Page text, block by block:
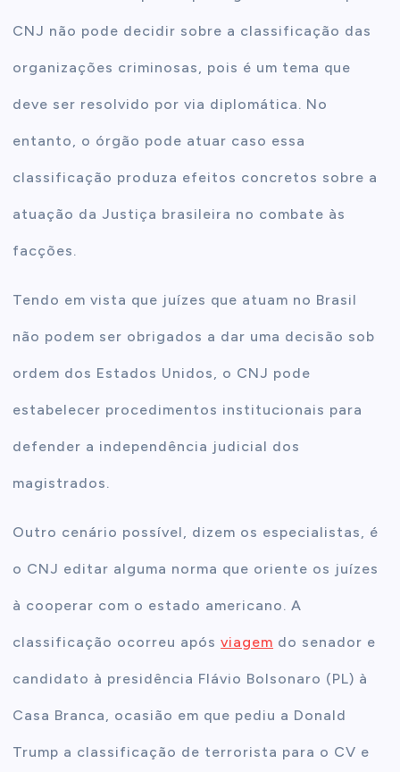
CNJ não pode decidir sobre a classificação das
organizações criminosas, pois é um tema que
deve ser resolvido por via diplomática. No
entanto, o órgão pode atuar caso essa
classificação produza efeitos concretos sobre a
atuação da Justiça brasileira no combate às
facções.
Tendo em vista que juízes que atuam no Brasil
não podem ser obrigados a dar uma decisão sob
ordem dos Estados Unidos, o CNJ pode
estabelecer procedimentos institucionais para
defender a independência judicial dos
magistrados.
Outro cenário possível, dizem os especialistas, é
o CNJ editar alguma norma que oriente os juízes
à cooperar com o estado americano. A
classificação ocorreu apósviagem do senador e
candidato à presidência Flávio Bolsonaro (PL) à
Casa Branca, ocasião em que pediu a Donald
Trump a classificação de terrorista para o CV e